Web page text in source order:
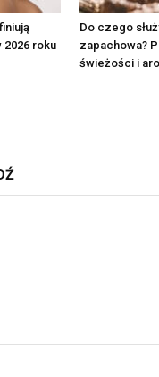
roku
Do czego
zapachowa?
świeżości i